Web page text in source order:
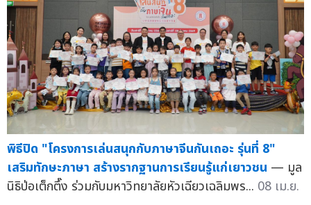
พิธีปิด "โครงการเล่นสนุกกับภาษาจีนกันเถอะ รุ่นที่ 8"
เสริมทักษะภาษา สร้างรากฐานการเรียนรู้แก่เยาวชน — มูล
นิธิป่อเต็กตึ๊ง ร่วมกับมหาวิทยาลัยหัวเฉียวเฉลิมพร... 08 เม.ย.